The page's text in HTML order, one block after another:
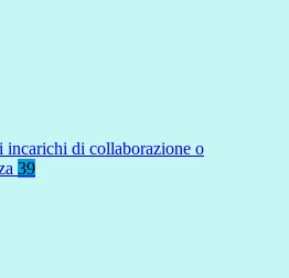
incarichi di collaborazione o
39